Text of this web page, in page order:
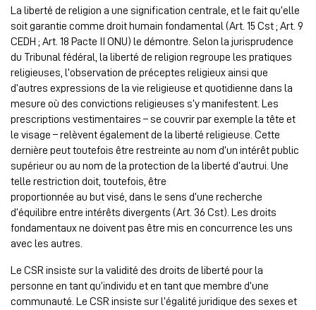
La liberté de religion a une signification centrale, et le fait qu’elle
soit garantie comme droit humain fondamental (Art. 15 Cst ; Art. 9
CEDH ; Art. 18 Pacte II ONU) le démontre. Selon la jurisprudence
du Tribunal fédéral, la liberté de religion regroupe les pratiques
religieuses, l’observation de préceptes religieux ainsi que
d’autres expressions de la vie religieuse et quotidienne dans la
mesure où des convictions religieuses s’y manifestent. Les
prescriptions vestimentaires – se couvrir par exemple la tête et
le visage – relèvent également de la liberté religieuse. Cette
dernière peut toutefois être restreinte au nom d’un intérêt public
supérieur ou au nom de la protection de la liberté d’autrui. Une
telle restriction doit, toutefois, être
proportionnée au but visé, dans le sens d’une recherche
d’équilibre entre intérêts divergents (Art. 36 Cst). Les droits
fondamentaux ne doivent pas être mis en concurrence les uns
avec les autres.
Le CSR insiste sur la validité des droits de liberté pour la
personne en tant qu’individu et en tant que membre d’une
communauté. Le CSR insiste sur l’égalité juridique des sexes et